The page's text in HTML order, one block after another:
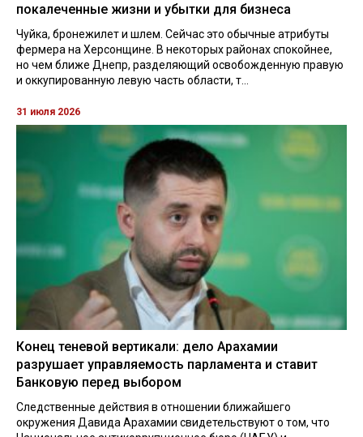
покалеченные жизни и убытки для бизнеса
Чуйка, бронежилет и шлем. Сейчас это обычные атрибуты
фермера на Херсонщине. В некоторых районах спокойнее,
но чем ближе Днепр, разделяющий освобожденную правую
и оккупированную левую часть области, т...
31 июля 2026
Конец теневой вертикали: дело Арахамии
разрушает управляемость парламента и ставит
Банковую перед выбором
Следственные действия в отношении ближайшего
окружения Давида Арахамии свидетельствуют о том, что